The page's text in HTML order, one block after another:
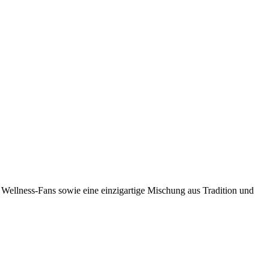
Fans sowie eine einzigartige Mischung aus Tradition und